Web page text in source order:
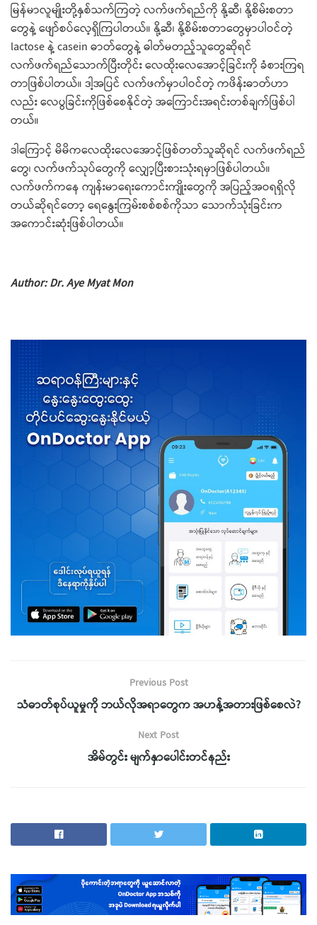
မြန်မာလူမျိုးတို့နှစ်သက်ကြတဲ့ လက်ဖက်ရည်ကို နို့ဆီ၊ နို့စိမ်းစတာ
တွေနဲ့ ဖျော်စပ်လေ့ရှိကြပါတယ်။ နို့ဆီ၊ နို့စိမ်းစတာတွေမှာပါဝင်တဲ့
lactose နဲ့ casein ဓာတ်တွေနဲ့ ဓါတ်မတည့်သူတွေဆိုရင်
လက်ဖက်ရည်သောက်ပြီးတိုင်း လေထိုးလေအောင့်ခြင်းကို ခံစားကြရ
တာဖြစ်ပါတယ်။ ဒါ့အပြင် လက်ဖက်မှာပါဝင်တဲ့ ကဖိန်းဓာတ်ဟာ
လည်း လေပွခြင်းကိုဖြစ်စေနိုင်တဲ့ အကြောင်းအရင်းတစ်ချက်ဖြစ်ပါ
တယ်။
ဒါကြောင့် မိမိကလေထိုးလေအောင့်ဖြစ်တတ်သူဆိုရင် လက်ဖက်ရည်
တွေ၊ လက်ဖက်သုပ်တွေကို လျှော့ပြီးစားသုံးရမှာဖြစ်ပါတယ်။
လက်ဖက်ကနေ ကျန်းမာရေးကောင်းကျိုးတွေကို အပြည့်အဝရရှိလို
တယ်ဆိုရင်တော့ ရေနွေးကြမ်းစစ်စစ်ကိုသာ သောက်သုံးခြင်းက
အကောင်းဆုံးဖြစ်ပါတယ်။
Author: Dr. Aye Myat Mon
Previous Post
သံဓာတ်စုပ်ယူမှုကို ဘယ်လိုအရာတွေက အဟန့်အတားဖြစ်စေလဲ?
Next Post
အိမ်တွင်း မျက်နှာပေါင်းတင်နည်း